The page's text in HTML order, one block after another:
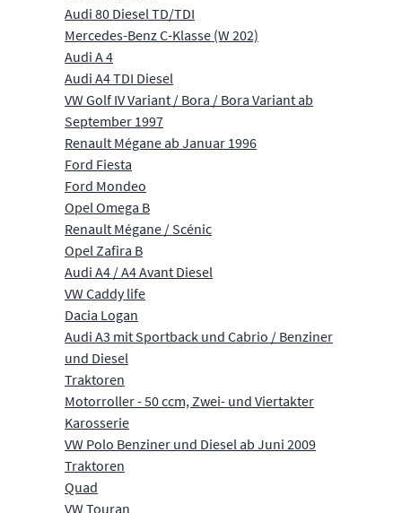
Audi 80 Diesel TD/TDI
Mercedes-Benz C-Klasse (W 202)
Audi A 4
Audi A4 TDI Diesel
VW Golf IV Variant / Bora / Bora Variant ab
September 1997
Renault Mégane ab Januar 1996
Ford Fiesta
Ford Mondeo
Opel Omega B
Renault Mégane / Scénic
Opel Zafira B
Audi A4 / A4 Avant Diesel
VW Caddy life
Dacia Logan
Audi A3 mit Sportback und Cabrio / Benziner
und Diesel
Traktoren
Motorroller - 50 ccm, Zwei- und Viertakter
Karosserie
VW Polo Benziner und Diesel ab Juni 2009
Traktoren
Quad
VW Touran